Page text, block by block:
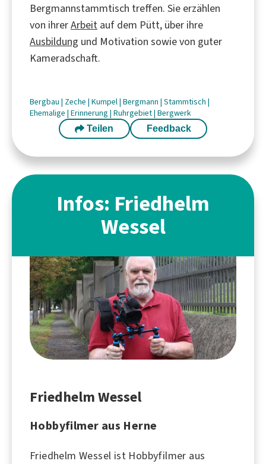
Bergmannstammtisch treffen. Sie erzählen
von ihrerArbeit auf dem Pütt, über ihre
Ausbildung und Motivation sowie von guter
Kameradschaft.
Bergbau | Zeche | Kumpel| Bergmann | Stammtisch |
Ehemalige | Erinnerung | Ruhrgebiet| Bergwerk
Teilen Feedback
Infos: Friedhelm
Wessel
Friedhelm Wessel
Hobbyfilmer aus Herne
Friedhelm Wessel ist Hobbyfilmer aus